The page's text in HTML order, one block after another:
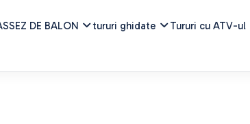
DE BALON tururi ghidate Tururi cu ATV-ul